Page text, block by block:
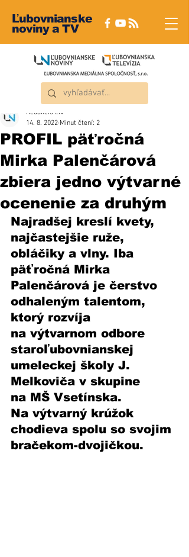
Ľubovnianske
noviny a TV
PROFIL päťročná
Mirka Palenčárová
zbiera jedno výtvarné
ocenenie za druhým
Redakcia ĽN
14. 8. 2022 Minut čtení: 2
Najradšej kreslí kvety,
najčastejšie ruže,
obláčiky a vlny. Iba
päťročná Mirka
Palenčárová je čerstvo
odhaleným talentom,
ktorý rozvíja
na výtvarnom odbore
staroľubovnianskej
umeleckej školy J.
Melkoviča v skupine
na MŠ Vsetínska.
Na výtvarný krúžok
chodieva spolu so svojim
bračekom-dvojičkou.